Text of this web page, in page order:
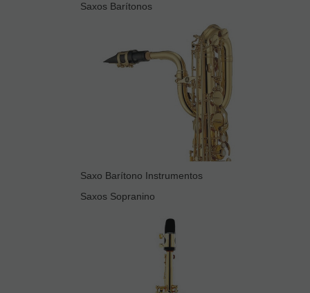
Saxos Barítonos
Saxo Barítono Instrumentos
Saxos Sopranino